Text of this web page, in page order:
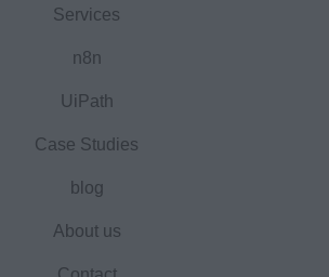
Services
n8n
UiPath
Case Studies
blog
About us